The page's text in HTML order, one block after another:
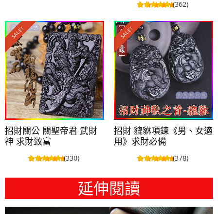
(362)
SALE!
招財關公 關聖帝君 武財
神 求財致富
(330)
SALE!
招財 貔貅項鍊《男、女適
用》求財必備
(378)
延伸閱讀